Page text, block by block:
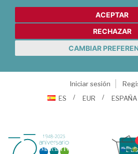
ACEPTAR
RECHAZAR
CAMBIAR
Iniciar sesión
ES
EUR